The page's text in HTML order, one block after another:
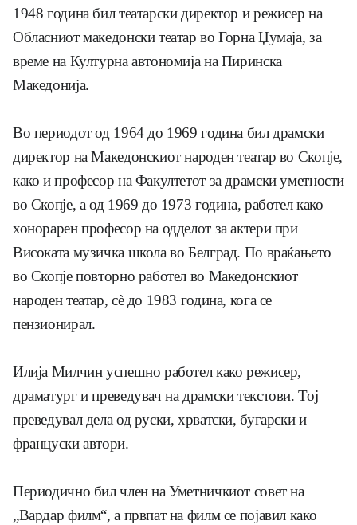
1948 година бил театарски директор и режисер на
Обласниот македонски театар во Горна Џумаја, за
време на Културна автономија на Пиринска
Македонија.
Во периодот од 1964 до 1969 година бил драмски
директор на Македонскиот народен театар во Скопјe,
како и професор на Факултетот за драмски уметности
во Скопје, а од 1969 до 1973 година, работел како
хонорарен професор на одделот за актери при
Високата музичка школа во Белград. По враќањето
во Скопје повторно работел во Македонскиот
народен театар, сè до 1983 година, кога се
пензионирал.
Илија Милчин успешно работел како режисер,
драматург и преведувач на драмски текстови. Тој
преведувал дела од руски, хрватски, бугарски и
француски автори.
Периодично бил член на Уметничкиот совет на
„Вардар филм“, а првпат на филм се појавил како